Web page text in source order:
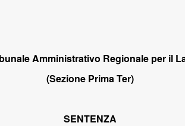
Amministrativo Regionale per il
(Sezione Prima Ter)
SENTENZA